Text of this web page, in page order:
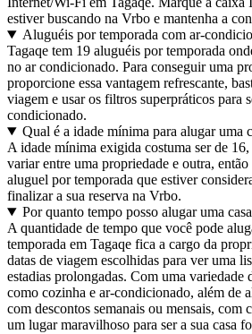
estiver buscando na Vrbo e mantenha a
Aluguéis por temporada com ar-
Tagaqe tem 19 aluguéis por temporada
no ar condicionado. Para conseguir uma
proporcione essa vantagem refrescante,
viagem e usar os filtros superpráticos para
condicionado.
Qual é a idade mínima para alugar uma
A idade mínima exigida costuma ser de
variar entre uma propriedade e outra,
aluguel por temporada que estiver
finalizar a sua reserva na Vrbo.
Por quanto tempo posso alugar uma
A quantidade de tempo que você pode
temporada em Tagaqe fica a cargo da
datas de viagem escolhidas para ver uma
estadias prolongadas. Com uma variedade
como cozinha e ar-condicionado, além de
com descontos semanais ou mensais, com
um lugar maravilhoso para ser a sua casa